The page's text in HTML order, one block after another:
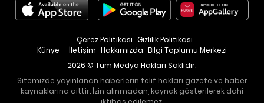
Künye İletişim Hakkımızda Bilgi Toplumu Merkezi
Çerez Politikası Gizlilik Politikası
2026 © Tüm Medya Hakları Saklıdır.
Sitemizde yayınlanan haberlerin telif hakları gazete ve haber
kaynaklarına aittir. İzin alınmadan, kaynak gösterilerek dahi